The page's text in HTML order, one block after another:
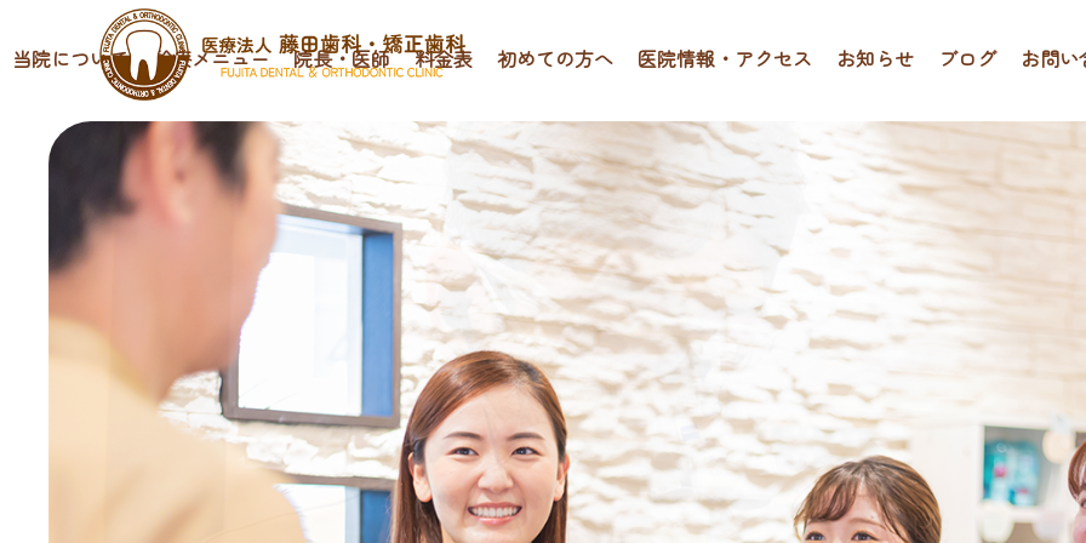
当院について 診療メニュー 院長・医師 料金表 初めての方へ 医院情報・アクセス お知らせ ブログ お問い